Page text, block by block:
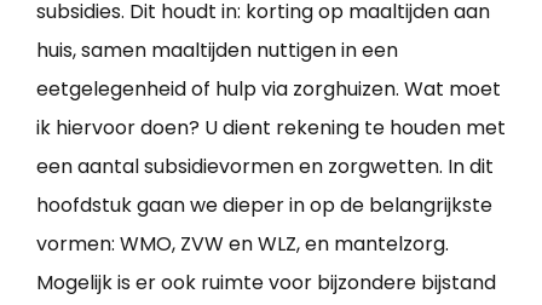
subsidies. Dit houdt in: korting op maaltijden aan
huis, samen maaltijden nuttigen in een
eetgelegenheid of hulp via zorghuizen. Wat moet
ik hiervoor doen? U dient rekening te houden met
een aantal subsidievormen en zorgwetten. In dit
hoofdstuk gaan we dieper in op de belangrijkste
vormen: WMO, ZVW en WLZ, en mantelzorg.
Mogelijk is er ook ruimte voor bijzondere bijstand